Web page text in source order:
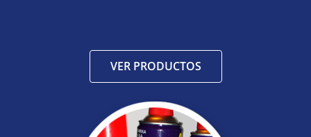
VER PRODUCTOS